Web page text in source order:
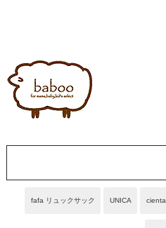
fafa リュックサック UNICA cienta